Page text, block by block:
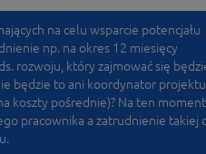
na celu wsparcie potencjału
np. na okres 12 miesięcy
rozwoju, który zajmować się
będzie to ani koordynator
koszty pośrednie)? Na ten moment
pracownika a zatrudnienie takiej